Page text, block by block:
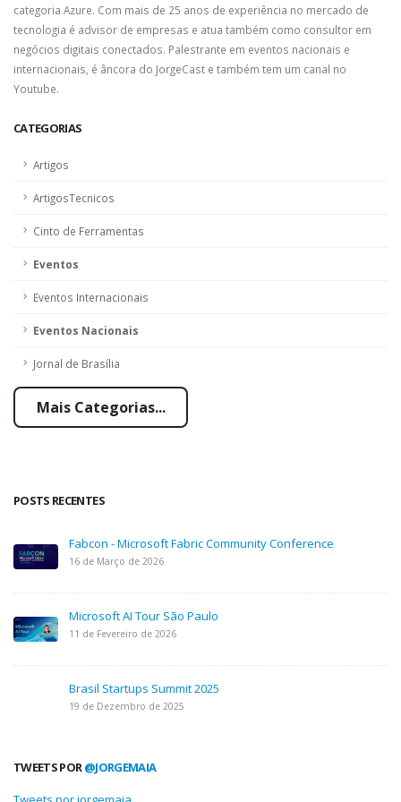
CATEGORIAS
Artigos
ArtigosTecnicos
Cinto de Ferramentas
Eventos
Eventos Internacionais
Eventos Nacionais
Jornal de Brasília
Mais Categorias...
POSTS RECENTES
Fabcon - Microsoft Fabric Community Conference
16 de Março de 2026
Microsoft AI Tour São Paulo
11 de Fevereiro de 2026
Brasil Startups Summit 2025
19 de Dezembro de 2025
TWEETS POR@JORGEMAIA
categoria Azure. Com mais de 25 anos de experiência no mercado de
tecnologia é advisor de empresas e atua também como consultor em
negócios digitais conectados. Palestrante em eventos nacionais e
internacionais, é âncora do JorgeCast e também tem um canal no
Youtube.